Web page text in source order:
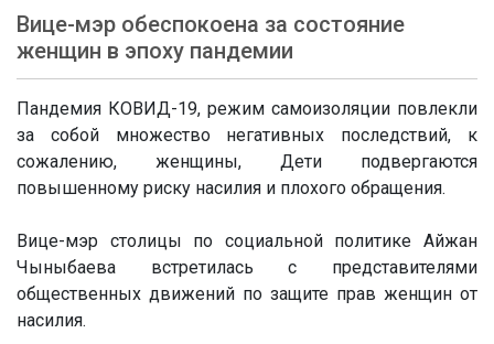
Вице-мэр обеспокоена за состояние
женщин в эпоху пандемии
Пандемия КОВИД-19, режим самоизоляции повлекли
за собой множество негативных последствий, к
сожалению, женщины, Дети подвергаются
повышенному риску насилия и плохого обращения.
Вице-мэр столицы по социальной политике Айжан
Чыныбаева встретилась с представителями
общественных движений по защите прав женщин от
насилия.